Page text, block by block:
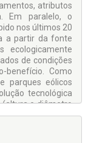
atributos
Em paralelo, o
nos últimos 20
a partir da fonte
ecologicamente
de condições
benefício. Como
parques eólicos
tecnológica
(altura e diâmetro
bióticos e
as normas
geradores de